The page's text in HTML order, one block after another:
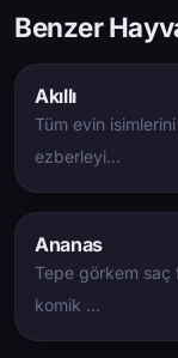
Benzer
Akıllı
Tüm evin isimlerini
ezberleyi…
Ananas
Tepe görkem saç
komik …